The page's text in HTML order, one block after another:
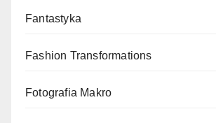
Fantastyka
Fashion Transformations
Fotografia Makro